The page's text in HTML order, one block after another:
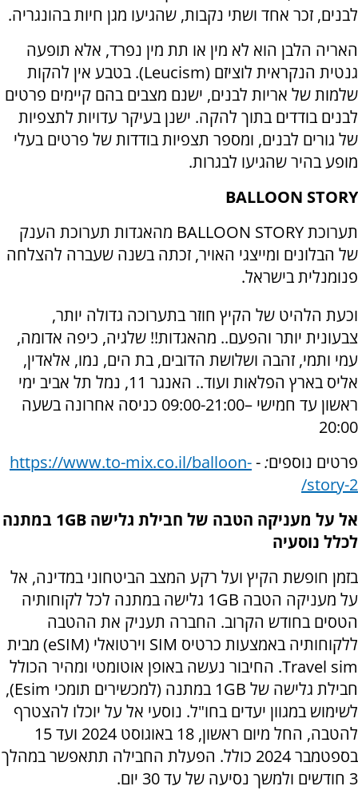
לבנים, זכר אחד ושתי נקבות, שהגיעו מגן חיות בהונגריה.
האריה הלבן הוא לא מין או תת מין נפרד, אלא תופעה
גנטית הנקראית לוציזם (Leucism). בטבע אין להקות
שלמות של אריות לבנים, ישנם מצבים בהם קיימים פרטים
לבנים בודדים בתוך להקה. ישנן בעיקר עדויות לתצפיות
של גורים לבנים, ומספר תצפיות בודדות של פרטים בעלי
מופע בהיר שהגיעו לבגרות.
BALLOON STORY
תערוכתBALLOON STORY מהאגדות תערוכת הענק
של הבלונים ומייצגי האויר, זכתה בשנה שעברה להצלחה
פנומנלית בישראל.
וכעת הלהיט של הקיץ חוזר בתערוכה גדולה יותר,
צבעונית יותר והפעם.. מהאגדות!! שלגיה, כיפה אדומה,
עמי ותמי, זהבה ושלושת הדובים, בת הים, נמו, אלאדין,
אליס בארץ הפלאות ועוד.. האנגר 11, נמל תל אביב ימי
ראשון עד חמישי –09:00-21:00 כניסה אחרונה בשעה
20:00
פרטים נוספים:
-
https://www.to-mix.co.il/balloon-
story-2
/
אל על מעניקה הטבה של חבילת גלישה 1GB במתנה
לכלל נוסעיה
בזמן חופשת הקיץ ועל רקע המצב הביטחוני במדינה, אל
על מעניקה הטבה GB
1 גלישה במתנה לכל לקוחותיה
הטסים בחודש הקרוב. החברה תעניק את ההטבה
ללקוחותיה באמצעות כרטיס SIM וירטואלי (eSIM) מבית
Travel sim. החיבור נעשה באופן אוטומטי ומהיר הכולל
חבילת גלישה של GB1 במתנה (למכשירים תומכי Esim
),
לשימוש במגוון יעדים בחו"ל. נוסעי אל על יוכלו להצטרף
להטבה, החל מיום ראשון, 18 באוגוסט 2024 ועד 15
בספטמבר 2024 כולל. הפעלת החבילה תתאפשר במהלך
3 חודשים ולמשך נסיעה של עד 30 יום.